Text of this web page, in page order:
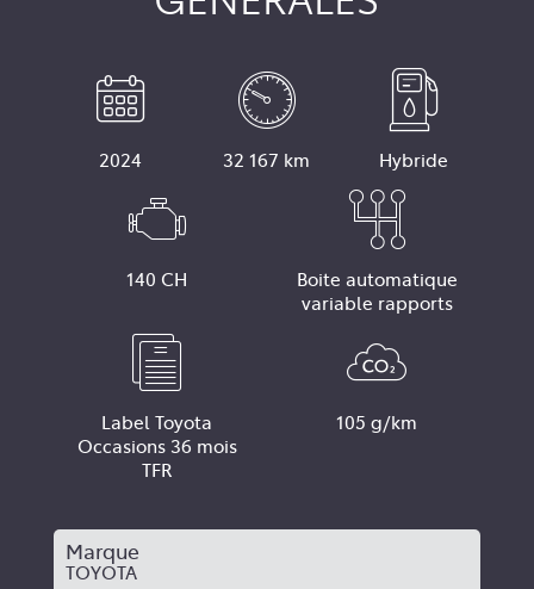
2024 32 167 km Hybride
140 CH
Boite automatique
variable rapports
Label Toyota
Occasions 36 mois
TFR
105 g/km
Marque
TOYOTA